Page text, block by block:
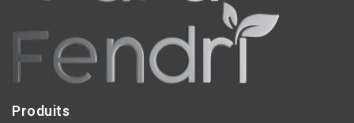
Produits